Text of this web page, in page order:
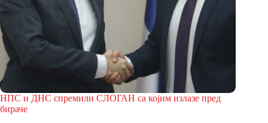
НПС и ДНС спремили СЛОГАН са којим излазе пред
бираче